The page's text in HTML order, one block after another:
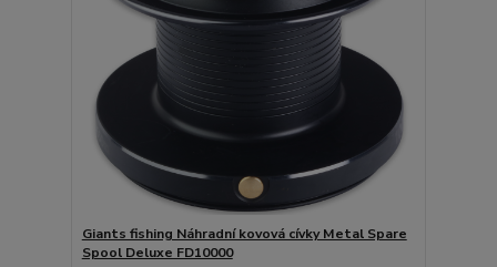
Giants fishing Náhradní kovová cívky Metal Spare
Spool Deluxe FD10000